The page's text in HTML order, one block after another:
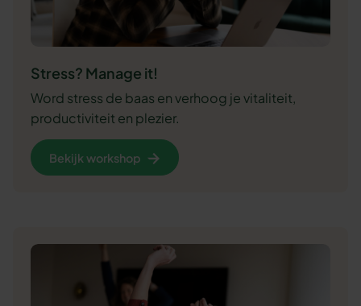
Stress? Manage it!
Word stress de baas en verhoog je vitaliteit,
productiviteit en plezier.
Bekijk workshop